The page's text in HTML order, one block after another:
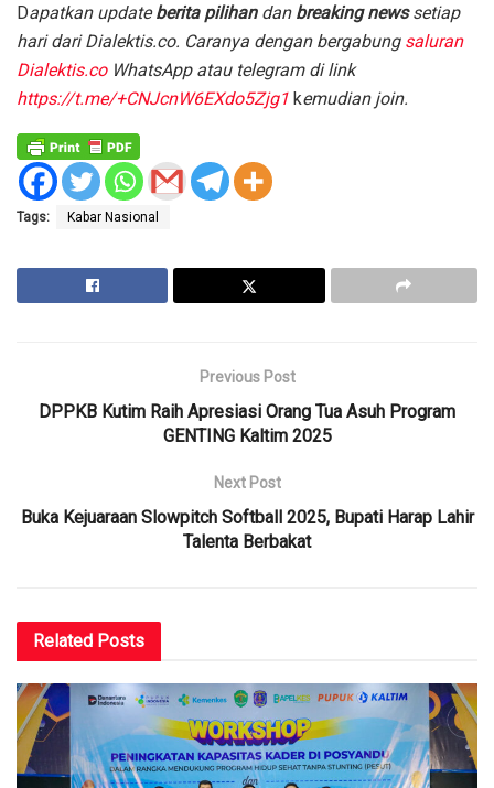
Dapatkan updateberita pilihan dan breaking newssetiap
hari dari Dialektis.co. Caranya dengan bergabung saluran
Dialektis.co WhatsApp atau telegram di link
https://t.me/+CNJcnW6EXdo5Zjg1 kemudian join.
Tags: Kabar Nasional
Previous Post
DPPKB Kutim Raih Apresiasi Orang Tua Asuh Program
GENTING Kaltim 2025
Next Post
Buka Kejuaraan Slowpitch Softball 2025, Bupati Harap Lahir
Talenta Berbakat
Related Posts